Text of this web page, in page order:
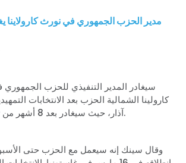
سيغادر المدير التنفيذي للحزب الجمهوري
كارولينا الشمالية الحزب بعد الانتخابات
آذار، حيث سيغادر بعد 8 أشهر من توليه المنصب.
وقال سينك إنه سيعمل مع الحزب حتى